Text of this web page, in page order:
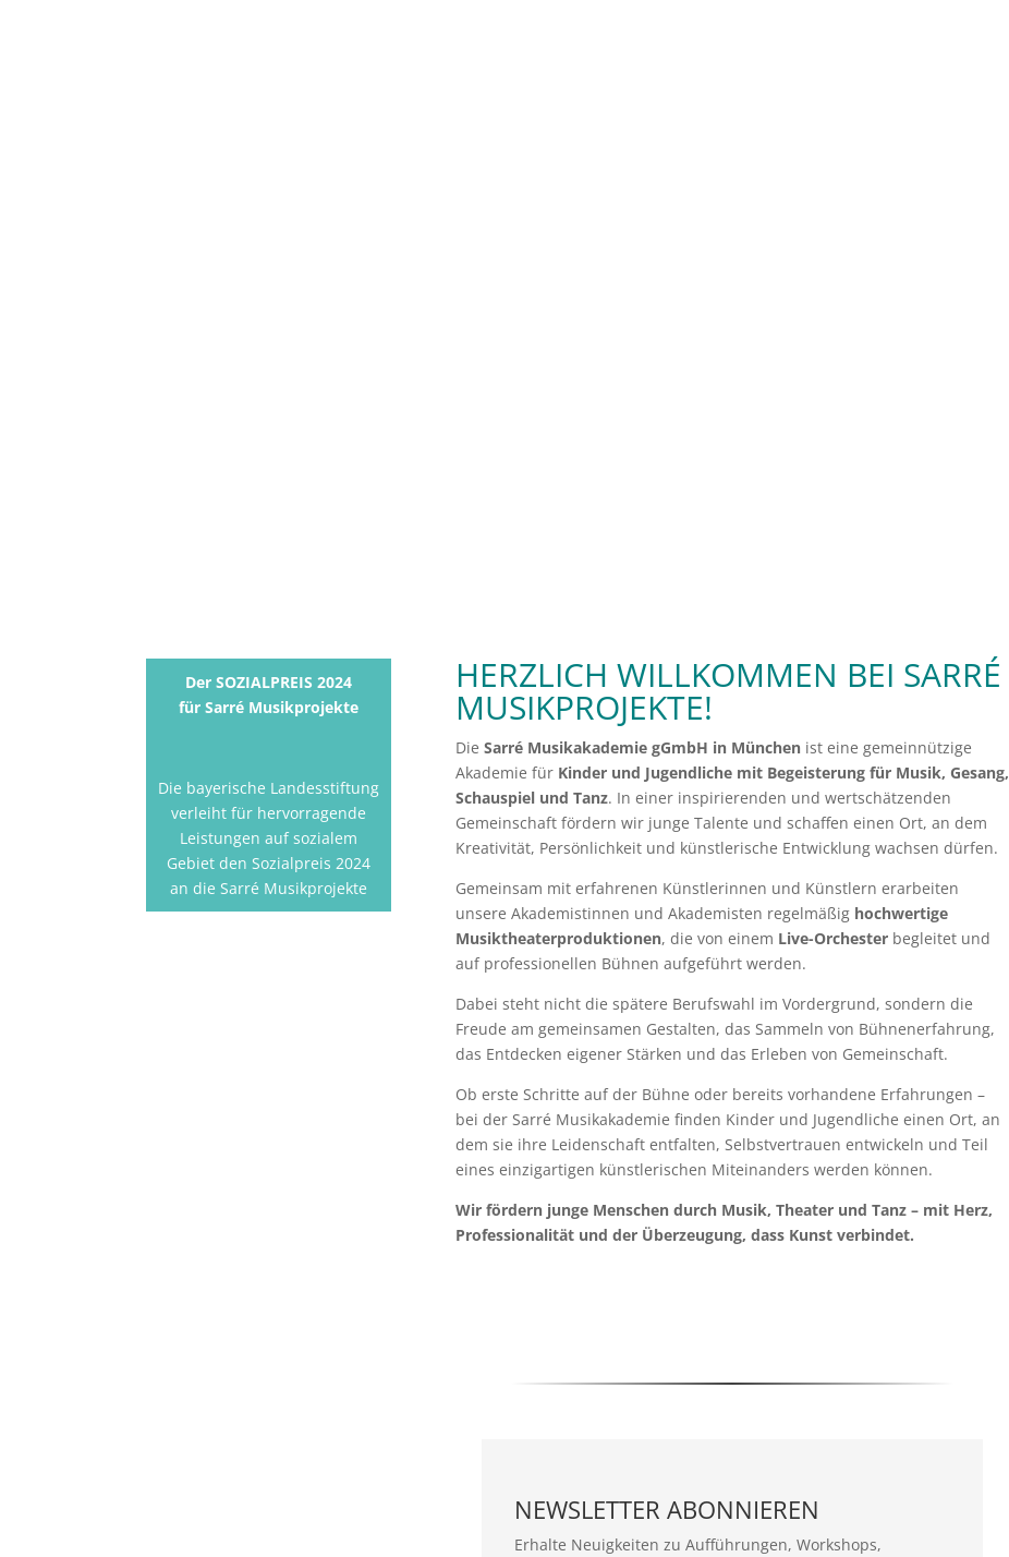
Der SOZIALPREIS 2024
für Sarré Musikprojekte
Die bayerische Landesstiftung
verleiht für hervorragende
Leistungen auf sozialem
Gebiet den Sozialpreis 2024
an die Sarré Musikprojekte
HERZLICH WILLKOMMEN BEI SARRÉ
MUSIKPROJEKTE!
Die Sarré Musikakademie gGmbH in Münchenist eine gemeinnützige
Akademie für Kinder und Jugendliche mit Begeisterung für Musik, Gesang,
Schauspiel und Tanz. In einer inspirierenden und wertschätzenden
Gemeinschaft fördern wir junge Talente und schaffen einen Ort, an dem
Kreativität, Persönlichkeit und künstlerische Entwicklung wachsen dürfen.
Gemeinsam mit erfahrenen Künstlerinnen und Künstlern erarbeiten
unsere Akademistinnen und Akademisten regelmäßig hochwertige
Musiktheaterproduktionen, die von einem Live-Orchesterbegleitet und
auf professionellen Bühnen aufgeführt werden.
Dabei steht nicht die spätere Berufswahl im Vordergrund, sondern die
Freude am gemeinsamen Gestalten, das Sammeln von Bühnenerfahrung,
das Entdecken eigener Stärken und das Erleben von Gemeinschaft.
Ob erste Schritte auf der Bühne oder bereits vorhandene Erfahrungen –
bei der Sarré Musikakademie finden Kinder und Jugendliche einen Ort, an
dem sie ihre Leidenschaft entfalten, Selbstvertrauen entwickeln und Teil
eines einzigartigen künstlerischen Miteinanders werden können.
Wir fördern junge Menschen durch Musik, Theater und Tanz – mit Herz,
Professionalität und der Überzeugung, dass Kunst verbindet.
NEWSLETTER ABONNIEREN
Erhalte Neuigkeiten zu Aufführungen, Workshops,